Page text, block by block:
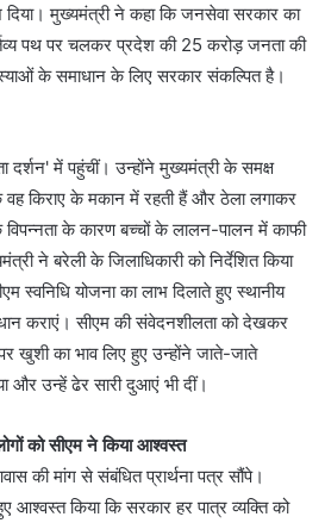
दिया। मुख्यमंत्री ने कहा कि जनसेवा सरकार का
पथ पर चलकर प्रदेश की 25 करोड़ जनता की
के समाधान के लिए सरकार संकल्पित है।
दर्शन' में पहुंचीं। उन्होंने मुख्यमंत्री के समक्ष
वह किराए के मकान में रहती हैं और ठेला लगाकर
के कारण बच्चों के लालन-पालन में काफी
ने बरेली के जिलाधिकारी को निर्देशित किया
स्वनिधि योजना का लाभ दिलाते हुए स्थानीय
कराएं। सीएम की संवेदनशीलता को देखकर
खुशी का भाव लिए हुए उन्होंने जाते-जाते
और उन्हें ढेर सारी दुआएं भी दीं।
को सीएम ने किया आश्वस्त
की मांग से संबंधित प्रार्थना पत्र सौंपे।
आश्वस्त किया कि सरकार हर पात्र व्यक्ति को